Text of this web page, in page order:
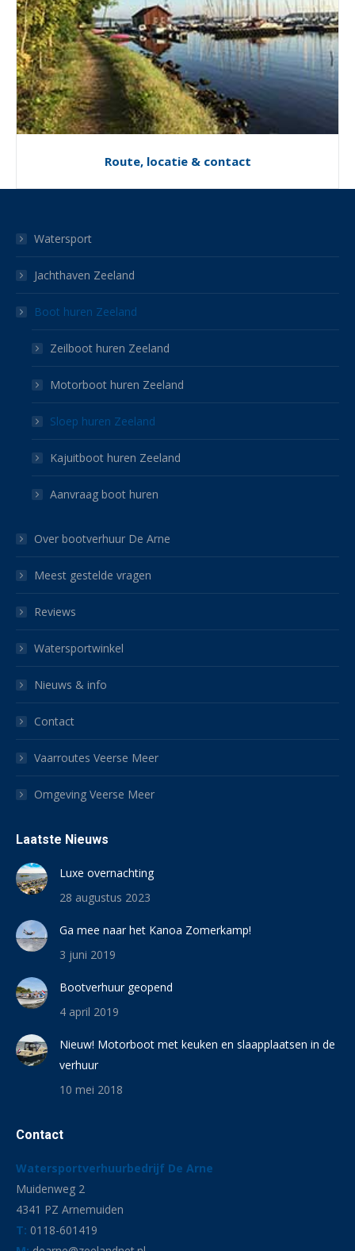
Route, locatie & contact
Watersport
Jachthaven Zeeland
Boot huren Zeeland
Zeilboot huren Zeeland
Motorboot huren Zeeland
Sloep huren Zeeland
Kajuitboot huren Zeeland
Aanvraag boot huren
Over bootverhuur De Arne
Meest gestelde vragen
Reviews
Watersportwinkel
Nieuws & info
Contact
Vaarroutes Veerse Meer
Omgeving Veerse Meer
Laatste Nieuws
Luxe overnachting
28 augustus 2023
Ga mee naar het Kanoa Zomerkamp!
3 juni 2019
Bootverhuur geopend
4 april 2019
Nieuw! Motorboot met keuken en slaapplaatsen in de
verhuur
10 mei 2018
Contact
Watersportverhuurbedrijf De Arne
Muidenweg 2
4341 PZ Arnemuiden
T: 0118-601419